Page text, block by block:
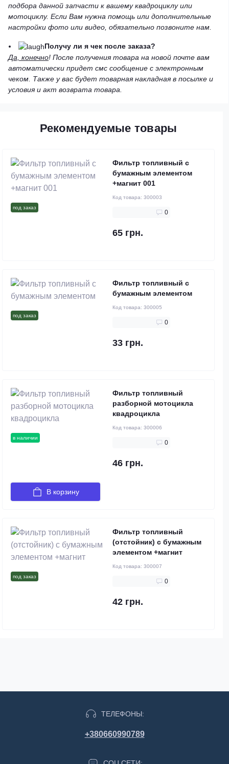
подбора данной запчасти к вашему квадроциклу или
мотоциклу. Если Вам нужна помощь или дополнительные
настройки фото или видео, обязательно позвоните нам.
Получу ли я чек после заказа?
Да, конечно! После получения товара на новой почте вам
автоматически придет смс сообщение с электронным
чеком. Также у вас будет товарная накладная в посылке и
условия и акт возврата товара.
Рекомендуемые товары
под заказ
Фильтр топливный с
бумажным элементом
+магнит 001
Код товара: 300003
0
65 грн.
под заказ
Фильтр топливный с
бумажным элементом
Код товара: 300005
0
33 грн.
в наличии
Фильтр топливный
разборной мотоцикла
квадроцикла
Код товара: 300006
0
46 грн.
В корзину
под заказ
Фильтр топливный
(отстойник) с бумажным
элементом +магнит
Код товара: 300007
0
42 грн.
ТЕЛЕФОНЫ:
+380660990789